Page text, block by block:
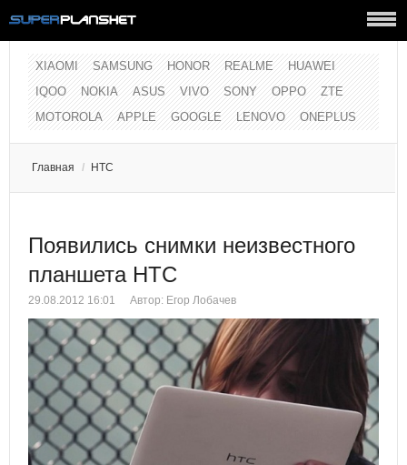
XIAOMI SAMSUNG HONOR REALME
HUAWEI
IQOO
NOKIA ASUS VIVO SONY OPPO
ZTE
MOTOROLA
APPLE GOOGLE LENOVO ONEPLUS
Главная / HTC
Появились снимки неизвестного
планшета НТС
29.08.2012 16:01 Автор: Егор Лобачев